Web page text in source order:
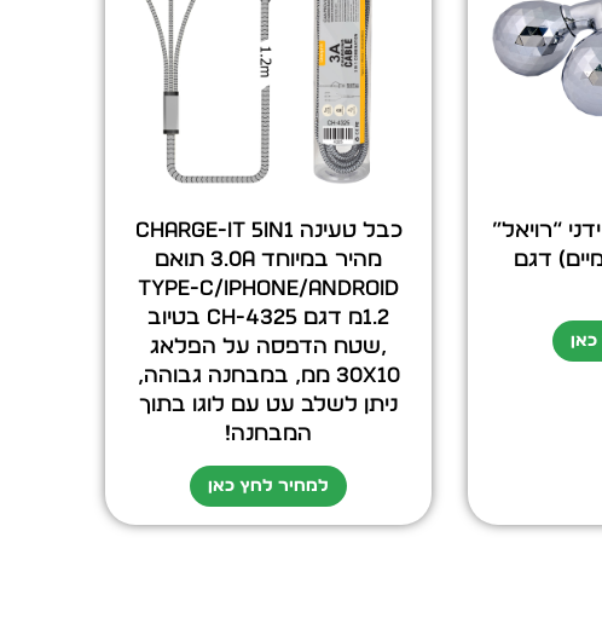
“רויאל”
דגם
כבל טעינה Charge-it 5in1
מהיר במיוחד 3.0A תואם
Type-C/iPhone/Android
1.2מ דגם CH-4325 בטיוב
,שטח הדפסה על הפלאג
30X10 ממ, במבחנה גבוהה,
ניתן לשלב עט עם לוגו בתוך
המבחנה!
למחיר לחץ כאן